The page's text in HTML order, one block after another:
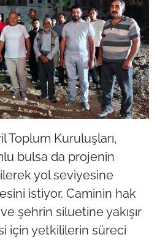
Toplum Kuruluşları,
bulsa da projenin
yol seviyesine
istiyor. Caminin hak
şehrin siluetine yakışır
için yetkililerin süreci